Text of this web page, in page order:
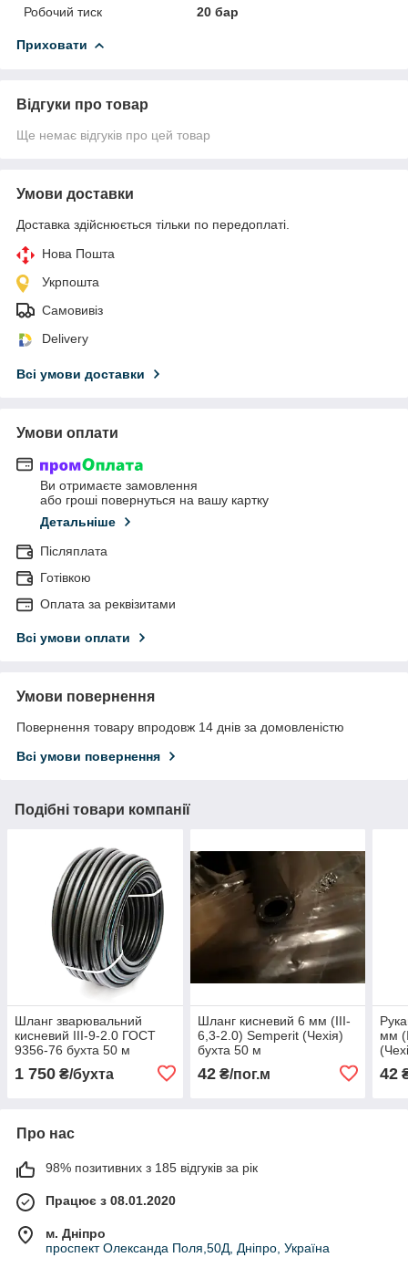
Робочий тиск
20 бар
Приховати
Відгуки про товар
Ще немає відгуків про цей товар
Умови доставки
Доставка здійснюється тільки по передоплаті.
Нова Пошта
Укрпошта
Самовивіз
Delivery
Всі умови доставки
Умови оплати
Ви отримаєте замовлення
або гроші повернуться на вашу картку
Детальніше
Післяплата
Готівкою
Оплата за реквізитами
Всі умови оплати
Умови повернення
Повернення товару впродовж 14 днів за домовленістю
Всі умови повернення
Подібні товари компанії
Шланг зварювальний
кисневий III-9-2.0 ГОСТ
9356-76 бухта 50 м
1 750 ₴/бухта
Шланг кисневий 6 мм (III-
6,3-2.0) Semperit (Чехія)
бухта 50 м
42₴/пог.м
мм
42
Про нас
98% позитивних з 185 відгуків за рік
Працює з 08.01.2020
м. Дніпро
проспект Олександа Поля,50Д, Дніпро, Україна